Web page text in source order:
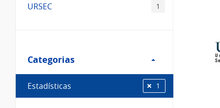
URSEC 1
Categorias
Categorias
Estadísticas 1